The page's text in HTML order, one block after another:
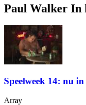
Paul Walker In
Speelweek 14: nu
Array